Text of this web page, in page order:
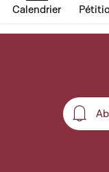
Calendrier